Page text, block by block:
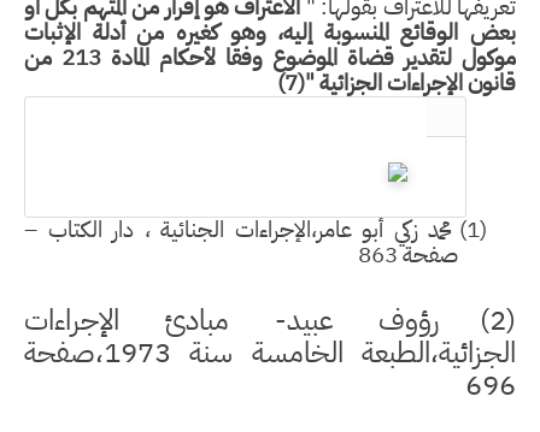
للاعتراف بقولها: "الاعتراف هو إقرار من المتهم بكل أو
الوقائع المنسوبة إليه، وهو كغيره من أدلة الإثبات
موكول لتقدير قضاة الموضوع وفقا لأحكام المادة 213 من
الإجراءات الجزائية "(7)
محمد زكي أبو عامر،الإجراءات الجنائية ، دار الكتاب –
صفحة 863
رؤوف عبيد- مبادئ الإجراءات
الجزائية،الطبعة الخامسة سنة 1973،صفحة